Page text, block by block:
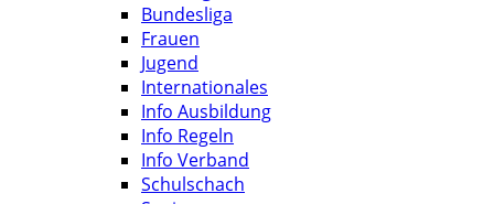
Bundesliga
Frauen
Jugend
Internationales
Info Ausbildung
Info Regeln
Info Verband
Schulschach